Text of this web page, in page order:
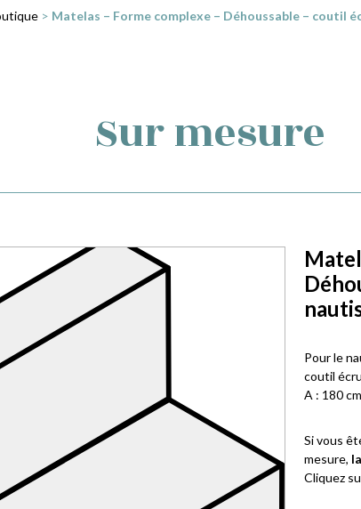
> Matelas – Forme complexe – Déhoussable – coutil
Sur mesure
Pour le
coutil écru
A : 180
Si vous
mesure,
Cliquez